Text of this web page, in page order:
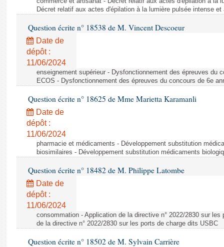
Décret relatif aux actes d'épilation à la lumière pulsée intense et
Question écrite n° 18538 de M. Vincent Descoeur
Date de
dépôt :
11/06/2024
enseignement supérieur - Dysfonctionnement des épreuves du
ECOS - Dysfonctionnement des épreuves du concours de 6e
Question écrite n° 18625 de Mme Marietta Karamanli
Date de
dépôt :
11/06/2024
pharmacie et médicaments - Développement substitution
biosimilaires - Développement substitution médicaments
Question écrite n° 18482 de M. Philippe Latombe
Date de
dépôt :
11/06/2024
consommation - Application de la directive n° 2022/2830 sur
de la directive n° 2022/2830 sur les ports de charge dits USBC
Question écrite n° 18502 de M. Sylvain Carrière